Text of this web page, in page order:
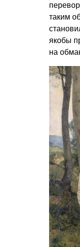
таким
якобы
на